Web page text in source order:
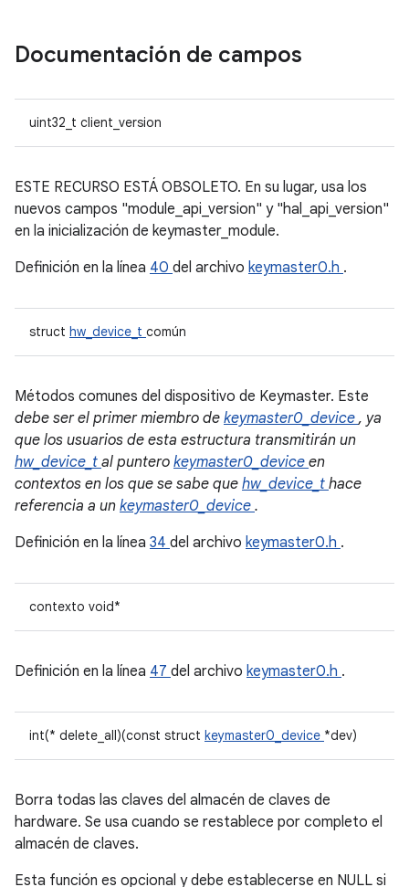
Documentación de campos
uint32_t client_version
ESTE RECURSO ESTÁ OBSOLETO. En su lugar, usa los
nuevos campos "module_api_version" y "hal_api_version"
en la inicialización de keymaster_module.
Definición en la línea 40 del archivo keymaster0.h .
struct hw_device_t común
Métodos comunes del dispositivo de Keymaster. Este
debe ser el primer miembro de keymaster0_device, ya
que los usuarios de esta estructura transmitirán un
hw_device_t al puntero keymaster0_device en
contextos en los que se sabe que hw_device_t hace
referencia a un keymaster0_device .
Definición en la línea 34 del archivo keymaster0.h .
contexto void*
Definición en la línea 47 del archivo keymaster0.h .
int(* delete_all)(const struct keymaster0_device *dev)
Borra todas las claves del almacén de claves de
hardware. Se usa cuando se restablece por completo el
almacén de claves.
Esta función es opcional y debe establecerse en NULL si